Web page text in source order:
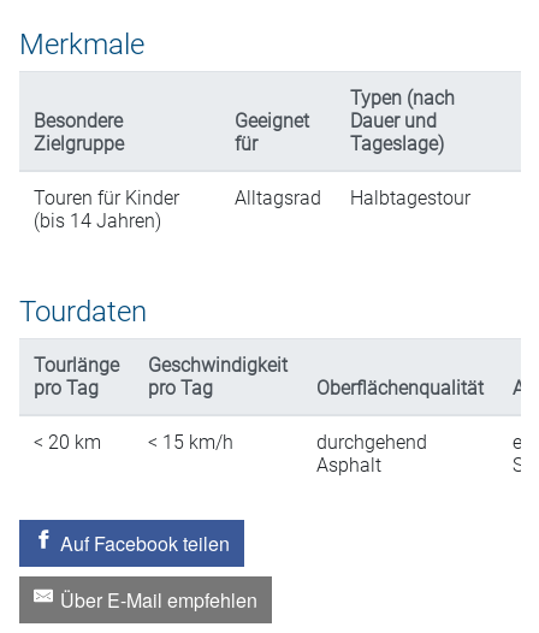
Merkmale
Besondere
Zielgruppe
Geeignet
für
Typen (nach
Dauer und
Tageslage)
Touren für Kinder
(bis 14 Jahren)
Alltagsrad Halbtagestour
Tourdaten
Tourlänge
pro Tag
Geschwindigkeit
pro Tag
Oberflächenqualität
< 20 km < 15 km/h
durchgehend
Asphalt
Auf Facebook teilen
Über E-Mail empfehlen